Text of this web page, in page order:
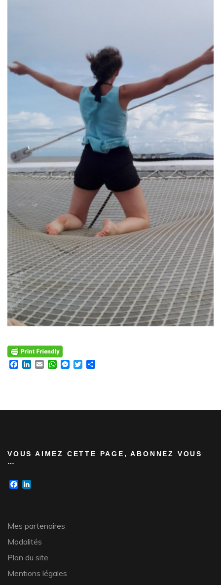
Facebook
LinkedIn
EmailWhatsApp
Messenger
Twitter
VOUS AIMEZ CETTE PAGE, ABONNEZ VOUS
…
Facebook
Mes partenaires
Modalités
Plan du site
Mentions légales